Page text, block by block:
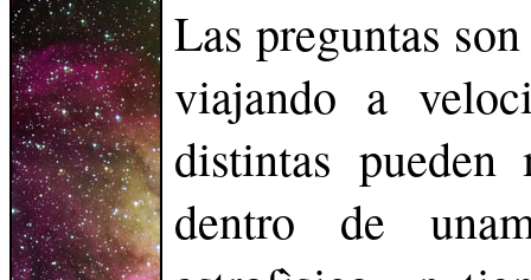
Las preguntas
viajando a
distintas pueden
dentro de